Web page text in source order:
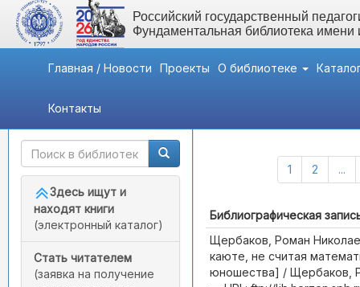
Российский государственный
Фундаментальная библиотека
Главная / Новости Проекты О библиотеке
Контакты
Быстрый доступ
Здесь ищут и
находят книги
(электронный каталог)
Стать читателем
(заявка на получение
1 2 ...
Библиографическая
Щербаков, Роман
каюте, не считая
юношества] / Щербаков,